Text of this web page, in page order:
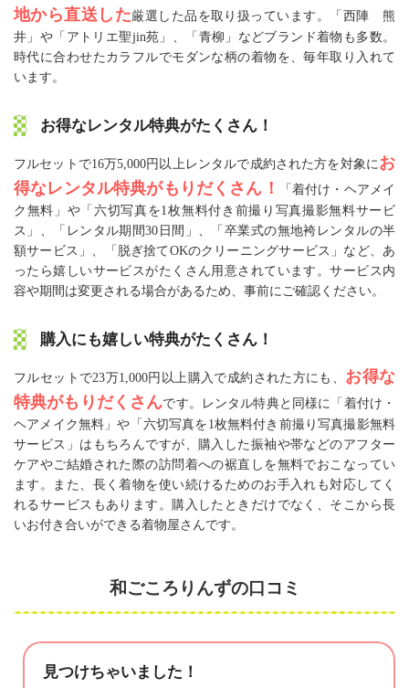
地から直送した厳選した品を取り扱っています。「西陣 熊
井」や「アトリエ聖jin苑」、「青柳」などブランド着物も多数。
時代に合わせたカラフルでモダンな柄の着物を、毎年取り入れて
います。
お得なレンタル特典がたくさん！
フルセットで16万5,000円以上レンタルで成約された方を対象にお
得なレンタル特典がもりだくさん！
「着付け・ヘアメイ
ク無料」や「六切写真を1枚無料付き前撮り写真撮影無料サービ
ス」、「レンタル期間30日間」、「卒業式の無地袴レンタルの半
額サービス」、「脱ぎ捨てOKのクリーニングサービス」など、あ
ったら嬉しいサービスがたくさん用意されています。サービス内
容や期間は変更される場合があるため、事前にご確認ください。
購入にも嬉しい特典がたくさん！
フルセットで23万1,000円以上購入で成約された方にも、 お得な
特典がもりだくさんです。レンタル特典と同様に「着付け・
ヘアメイク無料」や「六切写真を1枚無料付き前撮り写真撮影無料
サービス」はもちろんですが、購入した振袖や帯などのアフター
ケアやご結婚された際の訪問着への裾直しを無料でおこなってい
ます。また、長く着物を使い続けるためのお手入れも対応してく
れるサービスもあります。購入したときだけでなく、そこから長
いお付き合いができる着物屋さんです。
和ごころりんずの口コミ
見つけちゃいました！